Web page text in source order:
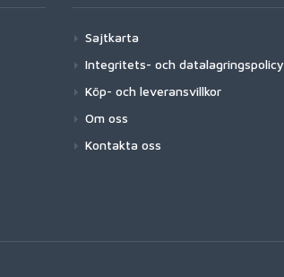
Sajtkarta
Integritets- och datalagringspolicy
Köp- och leveransvillkor
Om oss
Kontakta oss